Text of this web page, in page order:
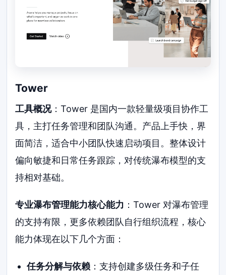
Tower
工具概况：Tower 是国内一款轻量级项目协作工
具，主打任务管理和团队沟通。产品上手快，界
面简洁，适合中小团队快速启动项目。整体设计
偏向敏捷和日常任务跟踪，对传统瀑布模型的支
持相对基础。
专业瀑布管理能力核心能力 ：Tower 对瀑布管理
的支持有限，更多依赖团队自行组织流程，核心
能力体现在以下几个方面：
任务分解与依赖：支持创建多级任务和子任